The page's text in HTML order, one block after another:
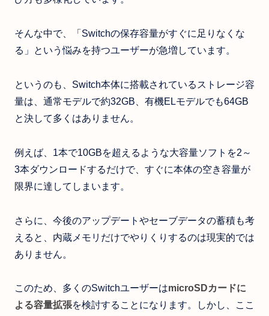
そんな中で、「Switchの保存容量がすぐに足りなくな
る」という悩みを持つユーザーが急増しています。
というのも、Switch本体に搭載されているストレージ容
量は、通常モデルで約32GB、有機ELモデルでも64GB
と決して多くはありません。
例えば、1本で10GBを超えるような大容量ソフトを2～
3本ダウンロードするだけで、すぐに本体の空き容量が
限界に達してしまいます。
さらに、今後のアップデートやセーブデータの蓄積も考
えると、内蔵メモリだけでやりくりするのは現実的では
ありません。
このため、多くのSwitchユーザーはmicroSDカードに
よる容量拡張を検討することになります。しかし、ここ